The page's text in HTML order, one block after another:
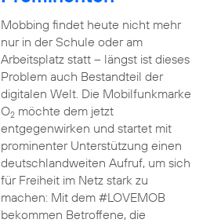
Mobbing findet heute nicht mehr
nur in der Schule oder am
Arbeitsplatz statt – längst ist dieses
Problem auch Bestandteil der
digitalen Welt. Die Mobilfunkmarke
O2möchte dem jetzt
entgegenwirken und startet mit
prominenter Unterstützung einen
deutschlandweiten Aufruf, um sich
für Freiheit im Netz stark zu
machen: Mit dem #LOVEMOB
bekommen Betroffene, die